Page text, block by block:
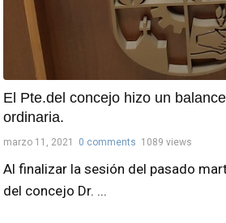
El Pte.del concejo hizo un
ordinaria.
marzo 11, 2021 0 comments 1089 views
Al finalizar la sesión del pasado
del concejo Dr. ...